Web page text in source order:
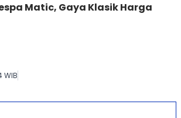
Matic, Gaya Klasik Harga
WIB